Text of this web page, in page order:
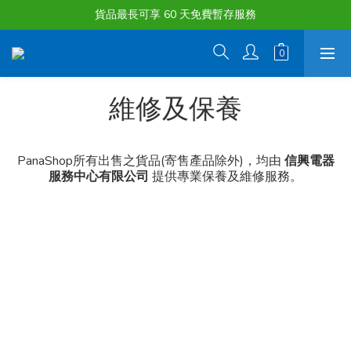
購物滿淨值HK $1500或以上 , 即可享一次免費標準送貨服務。
貨品最長可享 60 天免費暫存服務
購物滿淨值HK $1500或以上 , 即可享一次免費標準送貨服務。
維修及保養
PanaShop所有出售之貨品(寄售產品除外)，均由 信興電器
服務中心有限公司 提供專業保養及維修服務。